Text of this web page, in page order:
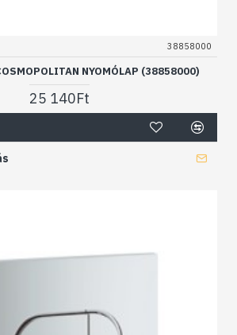
38858000
NYOMÓLAP (38858000)
25 140Ft